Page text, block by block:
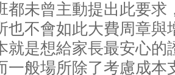
都未曾主動提出此要求
也不會如此大費周章與
就是想給家長最安心的
一般場所除了考慮成本